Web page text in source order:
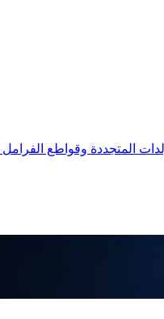
المتجددة وقواطع الفرامل